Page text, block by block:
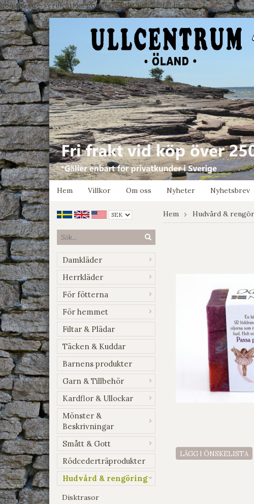
google-site-verification: google7e4b1026db5d9f32.html
Hem
Villkor Om oss Nyheter Nyhetsbrev
Damkläder
Herrkläder
För fötterna
För hemmet
Filtar & Plädar
Täcken & Kuddar
Barnens produkter
Garn & Tillbehör
Kardflor & Ullockar
Mönster &
Beskrivningar
Smått & Gott
Rödcederträprodukter
Hudvård & rengöring
Disktrasor
Hem Hudvård &
LÄGG I ÖNSKELISTA